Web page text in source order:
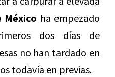
México ha empezado
dos días de
no han tardado en
todavía en previas.